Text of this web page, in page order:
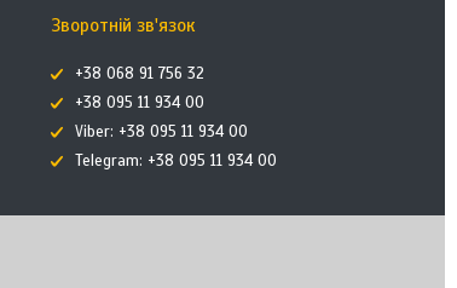
Зворотній зв'язок
+38 068 91 756 32
+38 095 11 934 00
Viber: +38 095 11 934 00
Telegram: +38 095 11 934 00